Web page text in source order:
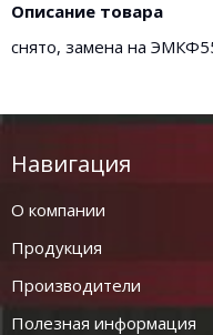
Описание товара
снято, замена на
Навигация
О компании
Продукция
Производители
Полезная информация